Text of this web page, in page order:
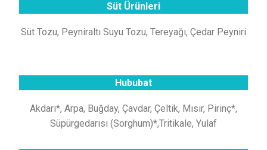
Süt Ürünleri
Süt Tozu, Peyniraltı Suyu Tozu, Tereyağı, Çedar Peyniri
Hububat
Akdarı*, Arpa, Buğday, Çavdar, Çeltik, Mısır, Pirinç*,
Süpürgedarısı (Sorghum)*,Tritikale, Yulaf